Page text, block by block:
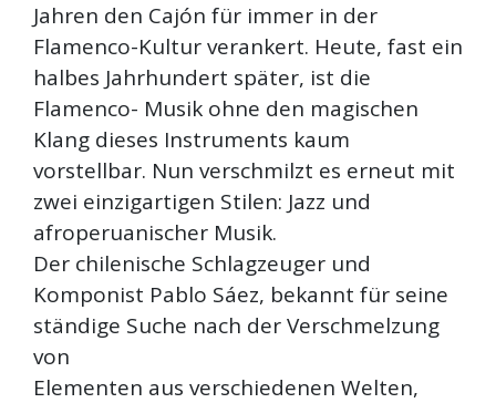
Jahren den Cajón für immer in der
Flamenco-Kultur verankert. Heute, fast ein
halbes Jahrhundert später, ist die
Flamenco- Musik ohne den magischen
Klang dieses Instruments kaum
vorstellbar. Nun verschmilzt es erneut mit
zwei einzigartigen Stilen: Jazz und
afroperuanischer Musik.
Der chilenische Schlagzeuger und
Komponist Pablo Sáez, bekannt für seine
ständige Suche nach der Verschmelzung
von
Elementen aus verschiedenen Welten,